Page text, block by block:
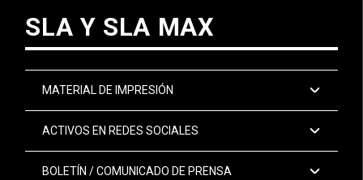
SLA Y SLA MAX
MATERIAL DE IMPRESIÓN
ACTIVOS EN REDES SOCIALES
BOLETÍN / COMUNICADO DE PRENSA